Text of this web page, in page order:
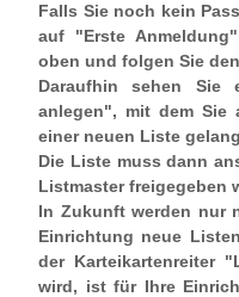
Falls Sie noch kein
auf "Erste
oben und folgen Sie
Daraufhin sehen Sie
anlegen", mit dem Sie
einer neuen Liste
Die Liste muss dann
Listmaster freigegeben
In Zukunft werden nur
Einrichtung neue
der Karteikartenreiter
wird, ist für Ihre